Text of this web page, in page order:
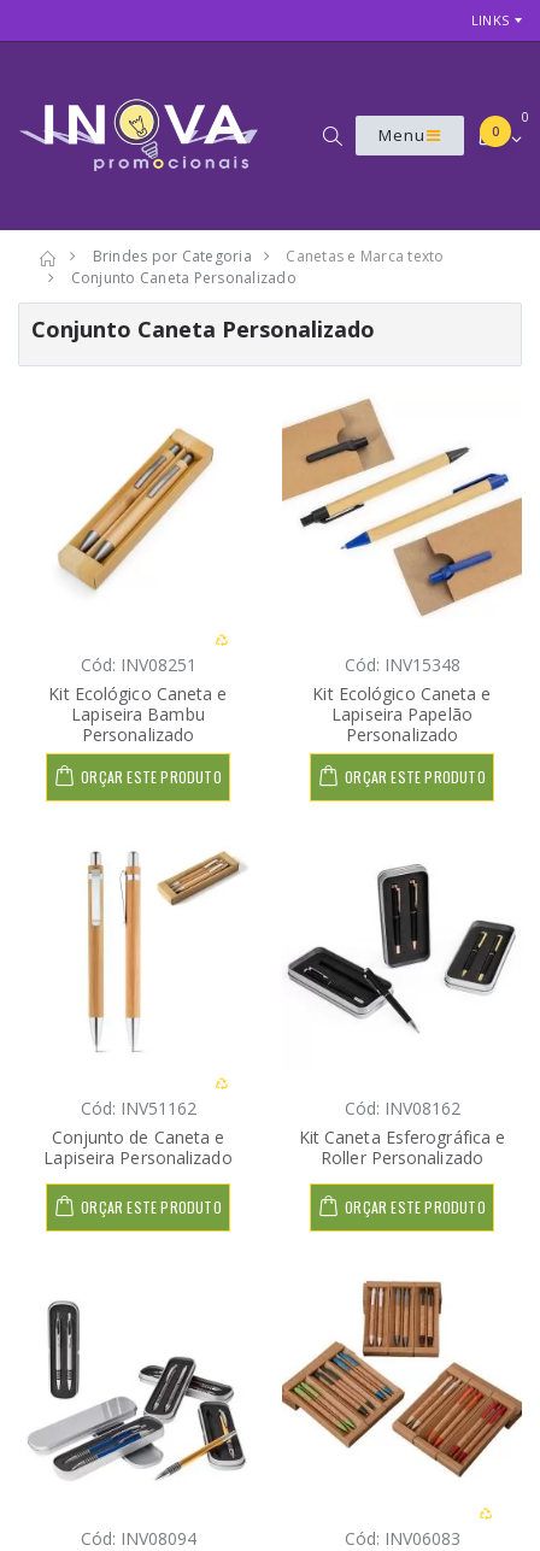
LINKS
Menu
0
0
Brindes por Categoria
Canetas e Marca texto
Conjunto Caneta Personalizado
Conjunto Caneta Personalizado
Cód: INV08251
Kit Ecológico Caneta e
Lapiseira Bambu
Personalizado
ORÇAR ESTE PRODUTO
Cód: INV15348
Kit Ecológico Caneta e
Lapiseira Papelão
Personalizado
ORÇAR ESTE PRODUTO
Cód: INV51162
Conjunto de Caneta e
Lapiseira Personalizado
ORÇAR ESTE PRODUTO
Cód: INV08162
Kit Caneta Esferográfica e
Roller Personalizado
ORÇAR ESTE PRODUTO
Cód: INV08094
Cód: INV06083